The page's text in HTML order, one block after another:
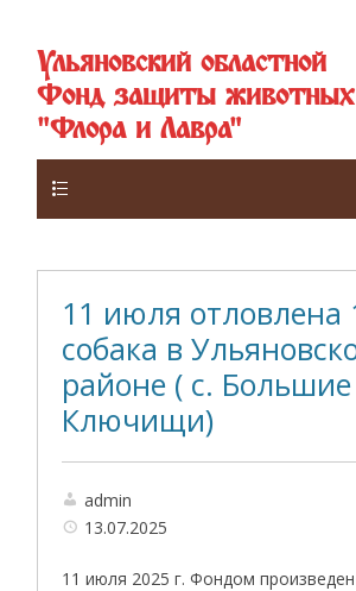
Ульяновский областной
Фонд защиты животных
"Флора и Лавра"
11 июля отловлена
собака в
районе ( с. Большие
Ключищи)
admin
13.07.2025
11 июля 2025 г. Фондом